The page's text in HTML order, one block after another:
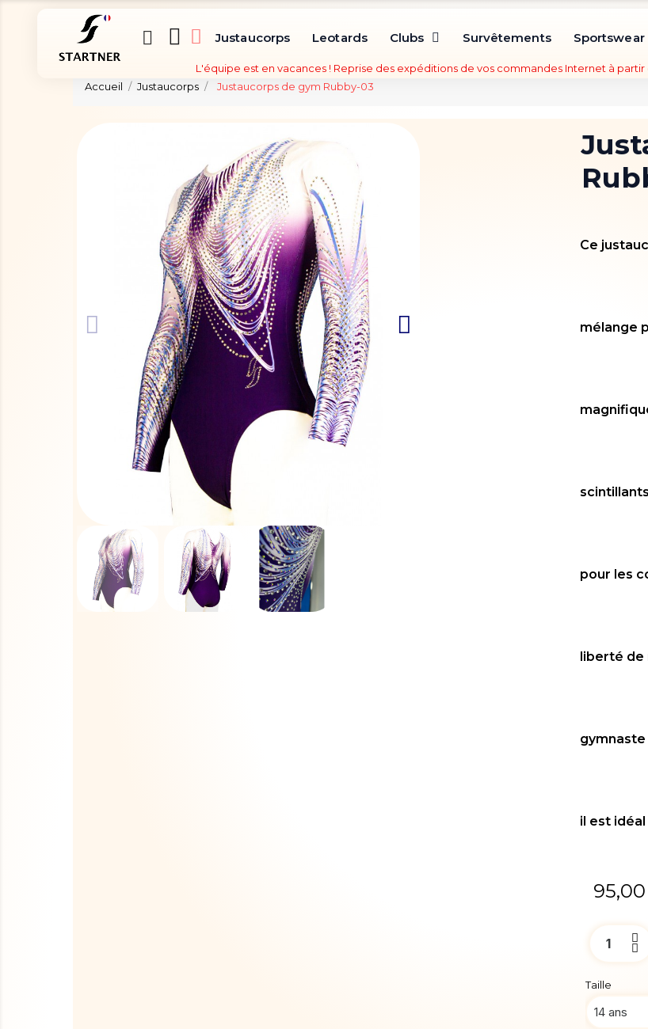
Justaucorps Leotards Clubs Survêtements Sportswear
L'équipe est en vacances ! Reprise des expéditions de vos commandes Internet à
Accueil
Justaucorps Justaucorps de gym Rubby-03
Ce
mélange
pour les
liberté de
il est
Taille